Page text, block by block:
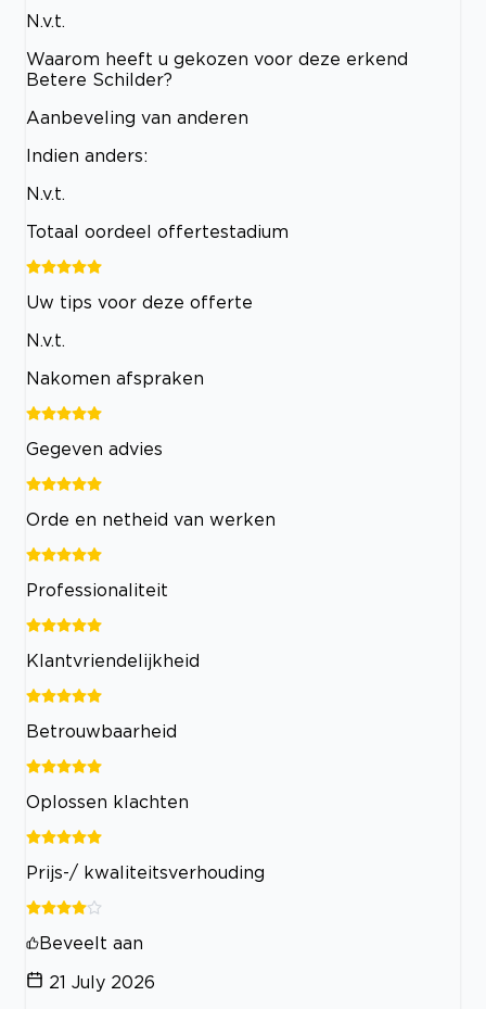
N.v.t.
Waarom heeft u gekozen voor deze erkend
Betere Schilder?
Aanbeveling van anderen
Indien anders:
N.v.t.
Totaal oordeel offertestadium
Uw tips voor deze offerte
N.v.t.
Nakomen afspraken
Gegeven advies
Orde en netheid van werken
Professionaliteit
Klantvriendelijkheid
Betrouwbaarheid
Oplossen klachten
Prijs-/ kwaliteitsverhouding
Beveelt aan
21 July 2026